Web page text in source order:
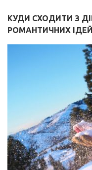
КУДИ СХОДИТИ З
РОМАНТИЧНИХ ІДЕЙ